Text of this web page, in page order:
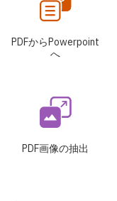
PDFからPowerpoint
へ
PDF画像の抽出